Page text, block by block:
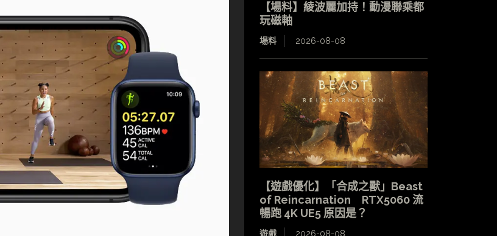
【場料】綾波麗加持！動漫聯乘都
玩磁軸
場料 2026-08-08
【遊戲優化】「合成之獸」Beast
of Reincarnation RTX5060 流
暢跑 4K UE5 原因是？
遊戲 2026-08-08